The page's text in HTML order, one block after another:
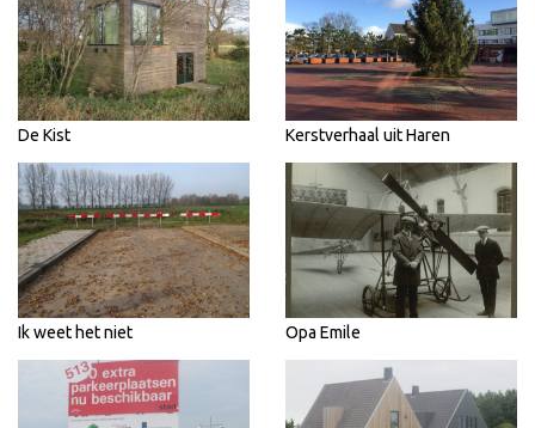
De Kist Kerstverhaal uit Haren
Ik weet het niet Opa Emile